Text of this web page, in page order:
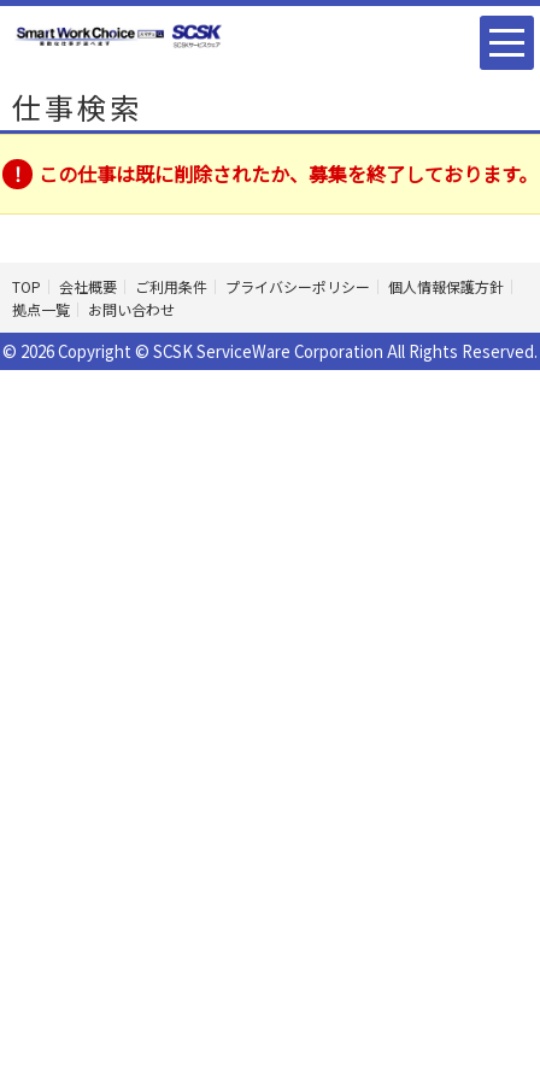
仕事検索
この仕事は既に削除されたか、募集を終了しております。
TOP 会社概要 ご利用条件 プライバシーポリシー
個人情報保護方針
拠点一覧
お問い合わせ
© 2026 Copyright © SCSK ServiceWare Corporation All Rights Reserved.